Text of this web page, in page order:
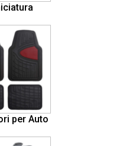
per Auto